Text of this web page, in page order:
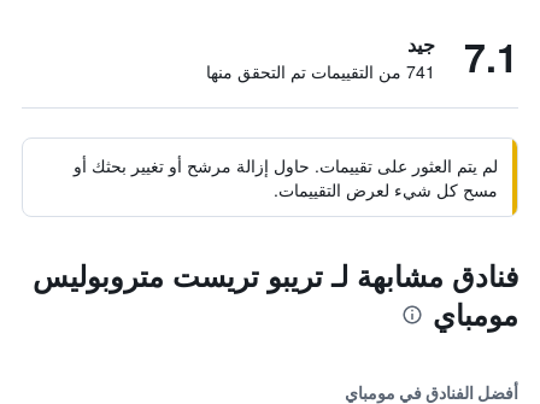
7.1 جيد
741 من التقييمات تم التحقق منها
لم يتم العثور على تقييمات. حاول إزالة مرشح أو تغيير بحثك أو
مسح كل شيء لعرض التقييمات.
فنادق مشابهة لـ تريبو تريست متروبوليس
مومباي
أفضل الفنادق في مومباي